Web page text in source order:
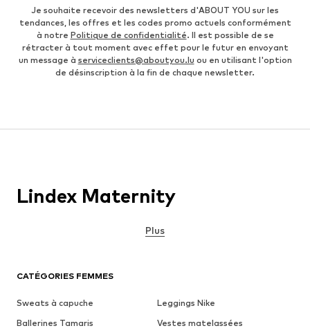
Je souhaite recevoir des newsletters d'ABOUT YOU sur les
tendances, les offres et les codes promo actuels conformément
à notre Politique de confidentialité. Il est possible de se
rétracter à tout moment avec effet pour le futur en envoyant
un message à serviceclients@aboutyou.lu ou en utilisant l'option
de désinscription à la fin de chaque newsletter.
CATÉGORIES FEMMES
Sweats à capuche
Leggings Nike
Ballerines Tamaris
Vestes matelassées
Lindex Maternity
Plus